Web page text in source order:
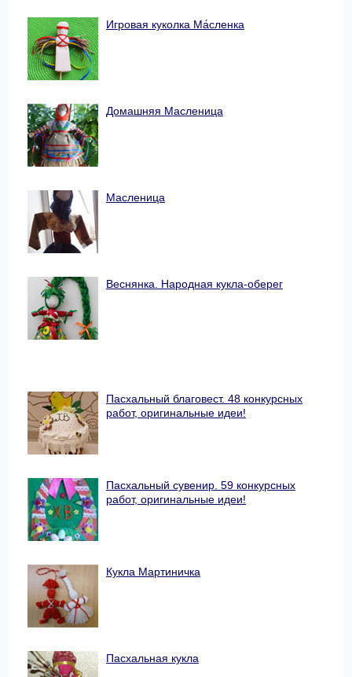
Игровая куколка Ма́сленка
Домашняя Масленица
Масленица
Веснянка. Народная кукла-оберег
Пасхальный благовест. 48 конкурсных
работ, оригинальные идеи!
Пасхальный сувенир. 59 конкурсных
работ, оригинальные идеи!
Кукла Мартиничка
Пасхальная кукла